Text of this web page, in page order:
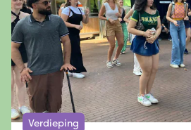
Verdieping